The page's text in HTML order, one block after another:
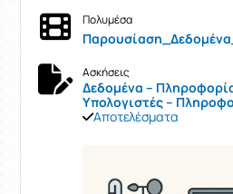
Πολυμέσα
Ασκήσεις
Δεδομένα –
Υπολογιστές –
Αποτελέσματα